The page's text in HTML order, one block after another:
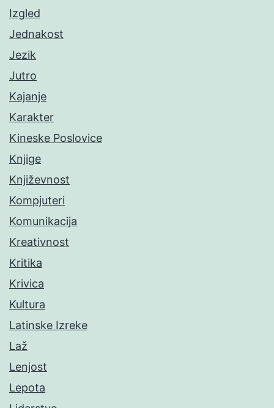
Izgled
Jednakost
Jezik
Jutro
Kajanje
Karakter
Kineske Poslovice
Knjige
Književnost
Kompjuteri
Komunikacija
Kreativnost
Kritika
Krivica
Kultura
Latinske Izreke
Laž
Lenjost
Lepota